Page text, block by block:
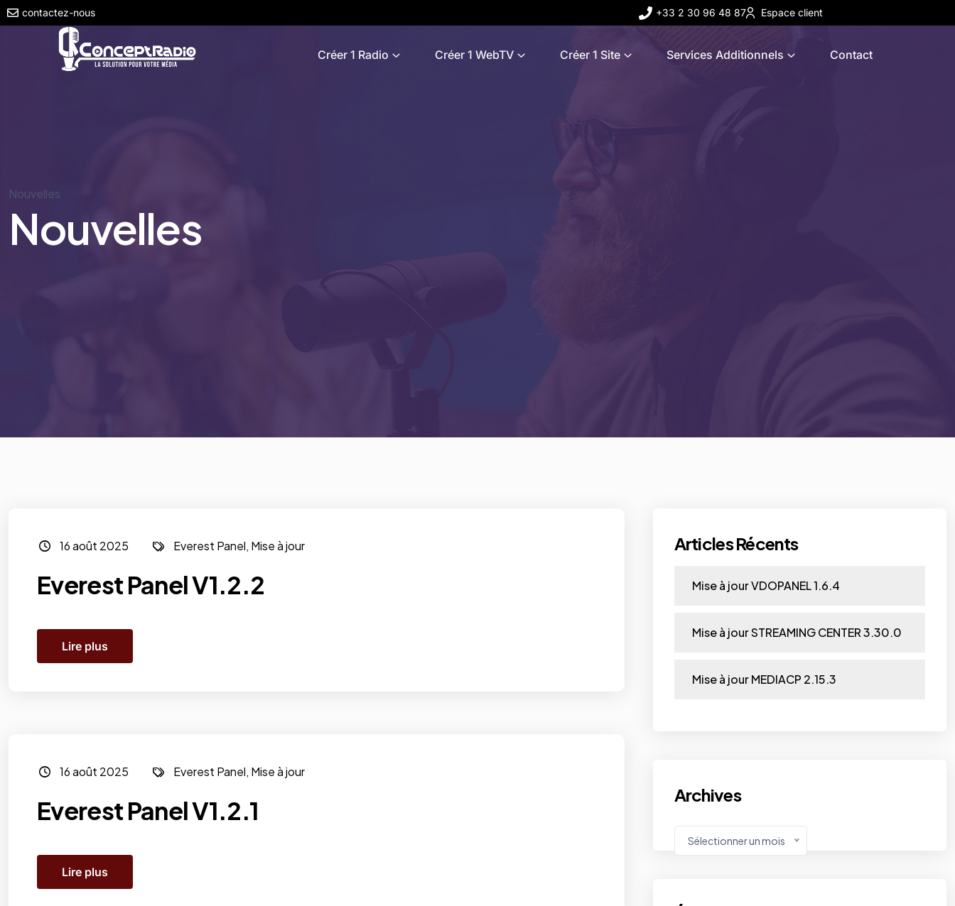
contactez-nous +33 2 30 96 48 87 Espace client
Créer 1 Radio Créer 1 WebTV Créer 1 Site Services Additionnels Contact
Nouvelles
Nouvelles
16 août 2025 Everest Panel, Mise à jour
Everest Panel V1.2.2
Lire plus
16 août 2025 Everest Panel, Mise à jour
Everest Panel V1.2.1
Lire plus
Articles Récents
Mise à jour VDOPANEL 1.6.4
Mise à jour STREAMING CENTER 3.30.0
Mise à jour MEDIACP 2.15.3
Archives
Sélectionner un mois